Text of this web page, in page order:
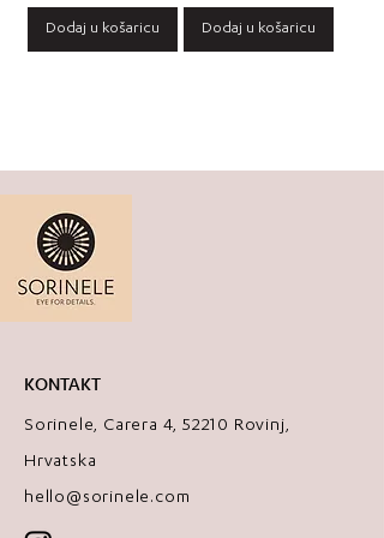
Dodaj u košaricu Dodaj u košaricu
KONTAKT
Sorinele, Carera 4, 52210 Rovinj,
Hrvatska
hello@sorinele.com